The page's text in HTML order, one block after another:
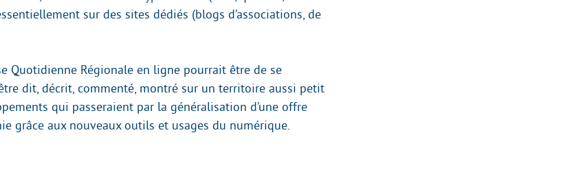
sur des sites dédiés (blogs d’associations, de
Quotidienne Régionale en ligne pourrait être de se
dit, décrit, commenté, montré sur un territoire aussi petit
qui passeraient par la généralisation d’une offre
grâce aux nouveaux outils et usages du numérique.